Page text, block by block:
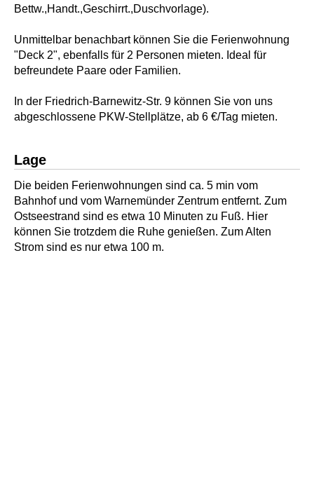
Bettw.,Handt.,Geschirrt.,Duschvorlage).
Unmittelbar benachbart können Sie die Ferienwohnung
"Deck 2", ebenfalls für 2 Personen mieten. Ideal für
befreundete Paare oder Familien.
In der Friedrich-Barnewitz-Str. 9 können Sie von uns
abgeschlossene PKW-Stellplätze, ab 6 €/Tag mieten.
Lage
Die beiden Ferienwohnungen sind ca. 5 min vom
Bahnhof und vom Warnemünder Zentrum entfernt. Zum
Ostseestrand sind es etwa 10 Minuten zu Fuß. Hier
können Sie trotzdem die Ruhe genießen. Zum Alten
Strom sind es nur etwa 100 m.